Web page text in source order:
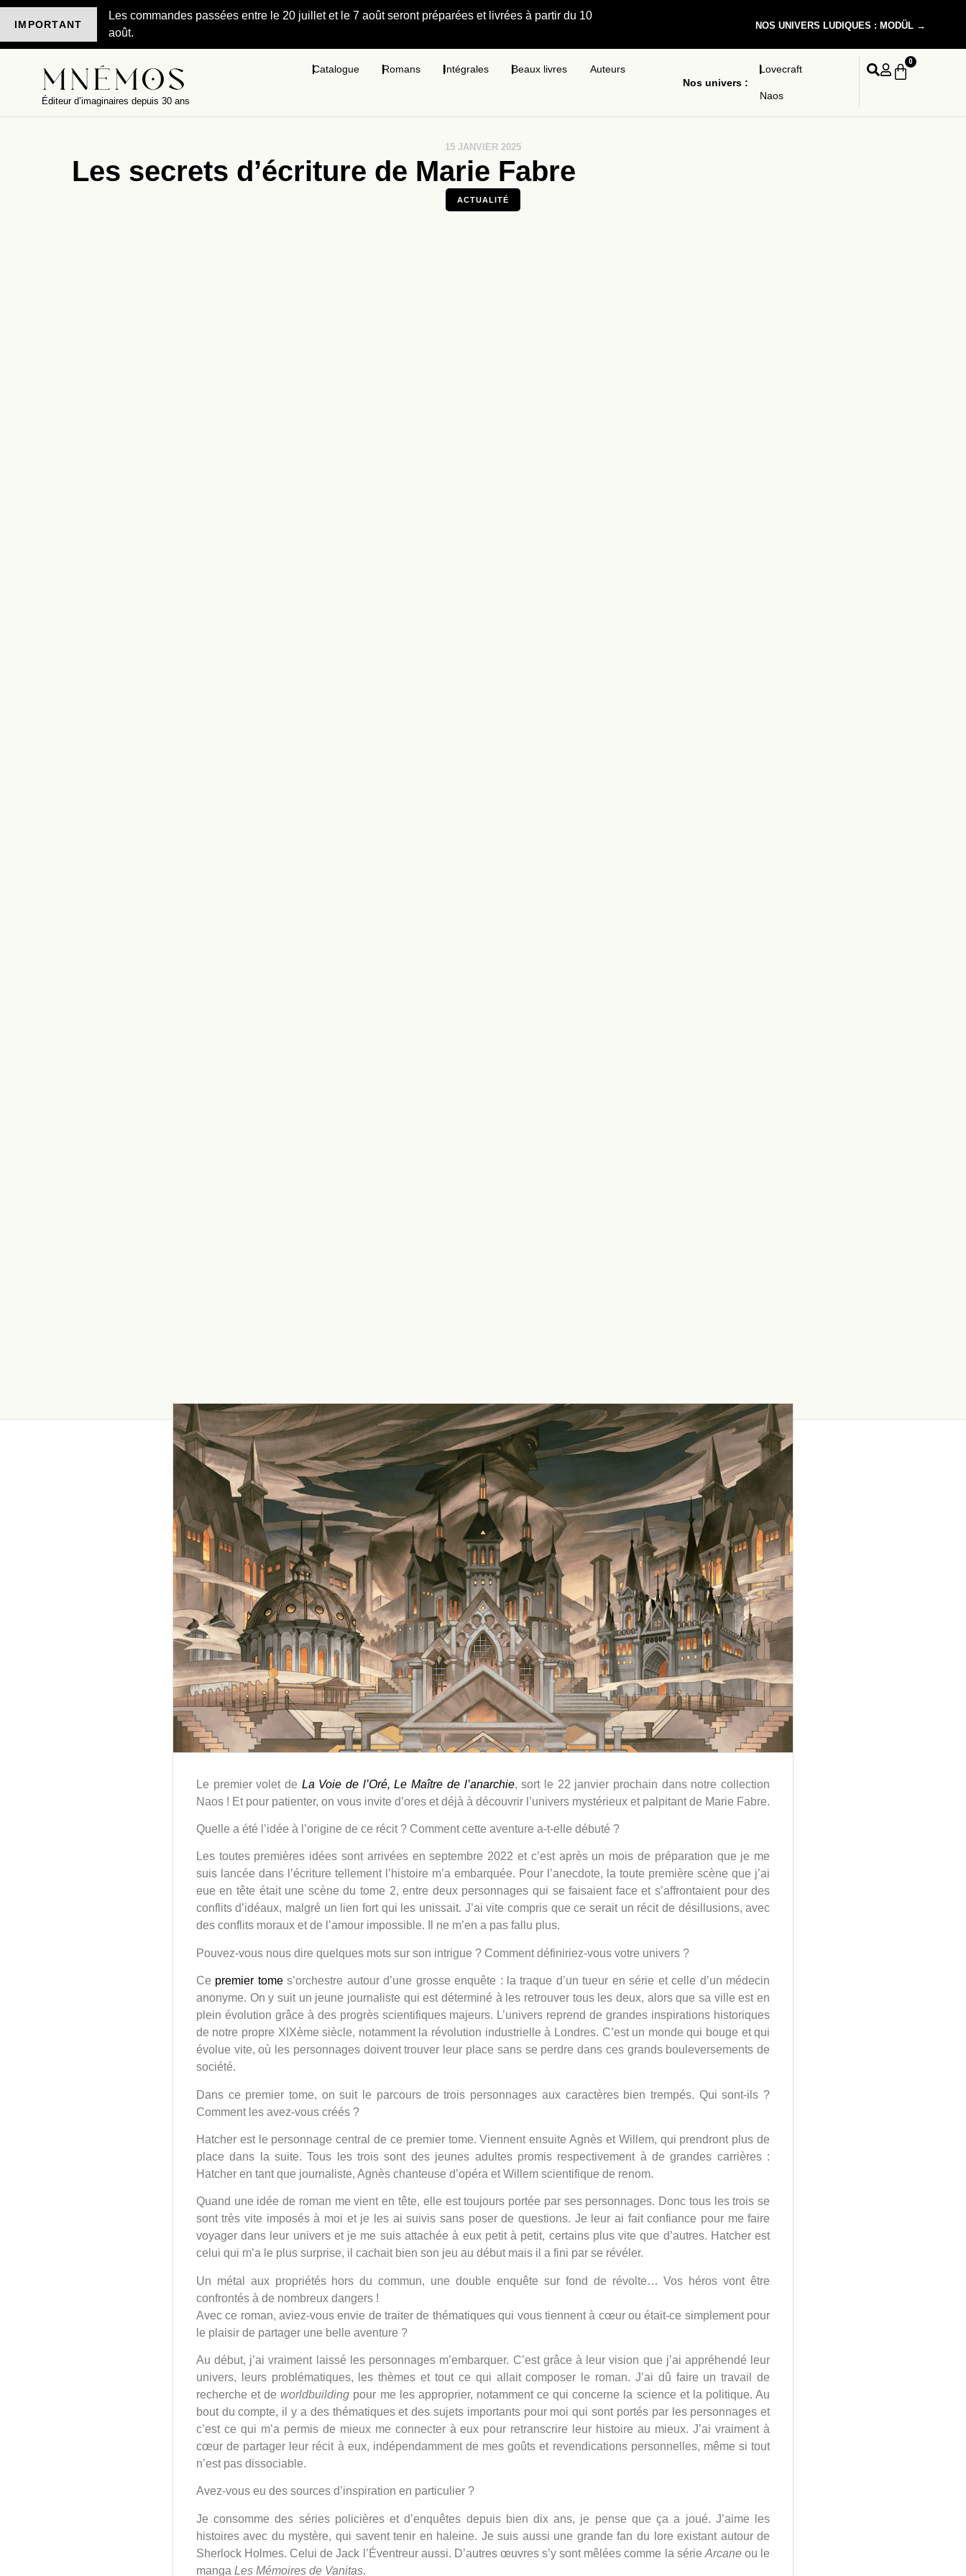
IMPORTANT
Les commandes passées entre le 20 juillet et le 7 août seront préparées et livrées à partir du 10
août.
NOS UNIVERS LUDIQUES : MODÜL →
Éditeur d’imaginaires depuis 30 ans
Catalogue Romans Intégrales Beaux livres
Auteurs
Nos univers :
Lovecraft
Naos
0
15 JANVIER 2025
Les secrets d’écriture de Marie Fabre
ACTUALITÉ
Le premier volet de La Voie de l’Oré, Le Maître de l’anarchie, sort le 22 janvier prochain dans notre collection
Naos ! Et pour patienter, on vous invite d’ores et déjà à découvrir l’univers mystérieux et palpitant de Marie Fabre.
Quelle a été l’idée à l’origine de ce récit ? Comment cette aventure a-t-elle débuté ?
Les toutes premières idées sont arrivées en septembre 2022 et c’est après un mois de préparation que je me
suis lancée dans l’écriture tellement l’histoire m’a embarquée. Pour l’anecdote, la toute première scène que j’ai
eue en tête était une scène du tome 2, entre deux personnages qui se faisaient face et s’affrontaient pour des
conflits d’idéaux, malgré un lien fort qui les unissait. J’ai vite compris que ce serait un récit de désillusions, avec
des conflits moraux et de l’amour impossible. Il ne m’en a pas fallu plus.
Pouvez-vous nous dire quelques mots sur son intrigue ? Comment définiriez-vous votre univers ?
Ce premier tomes’orchestre autour d’une grosse enquête : la traque d’un tueur en série et celle d’un médecin
anonyme. On y suit un jeune journaliste qui est déterminé à les retrouver tous les deux, alors que sa ville est en
plein évolution grâce à des progrès scientifiques majeurs. L’univers reprend de grandes inspirations historiques
de notre propre XIXème siècle, notamment la révolution industrielle à Londres. C’est un monde qui bouge et qui
évolue vite, où les personnages doivent trouver leur place sans se perdre dans ces grands bouleversements de
société.
Dans ce premier tome, on suit le parcours de trois personnages aux caractères bien trempés. Qui sont-ils ?
Comment les avez-vous créés ?
Hatcher est le personnage central de ce premier tome. Viennent ensuite Agnès et Willem, qui prendront plus de
place dans la suite. Tous les trois sont des jeunes adultes promis respectivement à de grandes carrières :
Hatcher en tant que journaliste, Agnès chanteuse d’opéra et Willem scientifique de renom.
Quand une idée de roman me vient en tête, elle est toujours portée par ses personnages. Donc tous les trois se
sont très vite imposés à moi et je les ai suivis sans poser de questions. Je leur ai fait confiance pour me faire
voyager dans leur univers et je me suis attachée à eux petit à petit, certains plus vite que d’autres. Hatcher est
celui qui m’a le plus surprise, il cachait bien son jeu au début mais il a fini par se révéler.
Un métal aux propriétés hors du commun, une double enquête sur fond de révolte… Vos héros vont être
confrontés à de nombreux dangers !
Avec ce roman, aviez-vous envie de traiter de thématiques qui vous tiennent à cœur ou était-ce simplement pour
le plaisir de partager une belle aventure ?
Au début, j’ai vraiment laissé les personnages m’embarquer. C’est grâce à leur vision que j’ai appréhendé leur
univers, leurs problématiques, les thèmes et tout ce qui allait composer le roman. J’ai dû faire un travail de
recherche et de worldbuilding pour me les approprier, notamment ce qui concerne la science et la politique. Au
bout du compte, il y a des thématiques et des sujets importants pour moi qui sont portés par les personnages et
c’est ce qui m’a permis de mieux me connecter à eux pour retranscrire leur histoire au mieux. J’ai vraiment à
cœur de partager leur récit à eux, indépendamment de mes goûts et revendications personnelles, même si tout
n’est pas dissociable.
Avez-vous eu des sources d’inspiration en particulier ?
Je consomme des séries policières et d’enquêtes depuis bien dix ans, je pense que ça a joué. J’aime les
histoires avec du mystère, qui savent tenir en haleine. Je suis aussi une grande fan du lore existant autour de
Sherlock Holmes. Celui de Jack l’Éventreur aussi. D’autres œuvres s’y sont mêlées comme la série Arcaneou le
manga Les Mémoires de Vanitas.